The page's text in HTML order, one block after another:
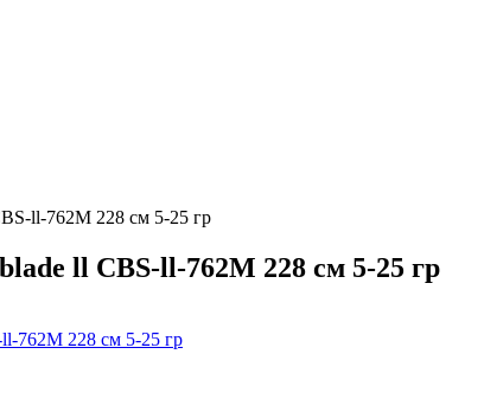
ll-762M 228 см 5-25 гр
ll CBS-ll-762M 228 см 5-25 гр